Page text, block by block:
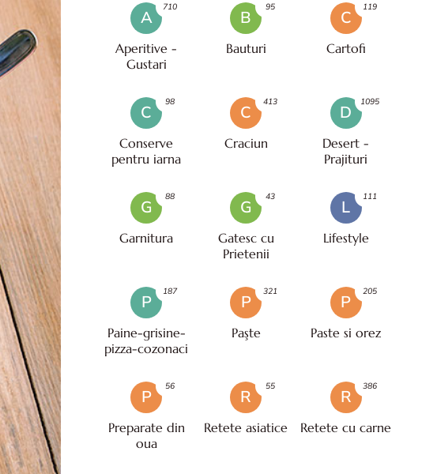
A
Aperitive -
Gustari
710
B
Bauturi
95
C
Cartofi
119
C
Conserve
pentru iarna
98
C
Craciun
413
D
Desert -
Prajituri
1095
G
Garnitura
88
G
Gatesc cu
Prietenii
43
L
Lifestyle
111
P
Paine-grisine-
pizza-cozonaci
187
P
Paşte
321
P
Paste si orez
205
P
Preparate din
oua
56
R
Retete asiatice
55
R
Retete cu carne
386